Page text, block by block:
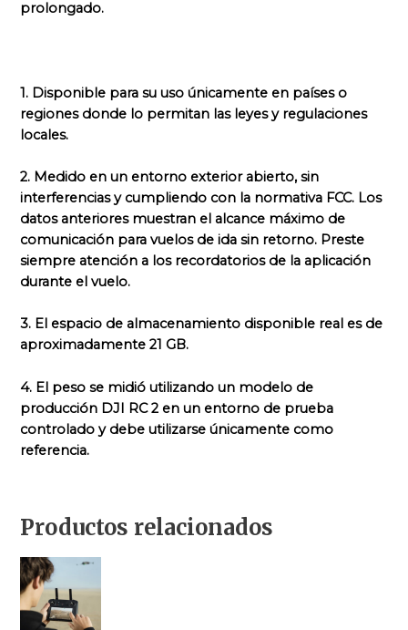
prolongado.
1. Disponible para su uso únicamente en países o
regiones donde lo permitan las leyes y regulaciones
locales.
2. Medido en un entorno exterior abierto, sin
interferencias y cumpliendo con la normativa FCC. Los
datos anteriores muestran el alcance máximo de
comunicación para vuelos de ida sin retorno. Preste
siempre atención a los recordatorios de la aplicación
durante el vuelo.
3. El espacio de almacenamiento disponible real es de
aproximadamente 21 GB.
4. El peso se midió utilizando un modelo de
producción DJI RC 2 en un entorno de prueba
controlado y debe utilizarse únicamente como
referencia.
Productos relacionados